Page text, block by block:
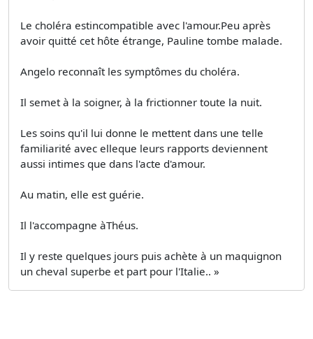
Le choléra estincompatible avec l'amour.Peu après
avoir quitté cet hôte étrange, Pauline tombe malade.
Angelo reconnaît les symptômes du choléra.
Il semet à la soigner, à la frictionner toute la nuit.
Les soins qu'il lui donne le mettent dans une telle
familiarité avec elleque leurs rapports deviennent
aussi intimes que dans l'acte d'amour.
Au matin, elle est guérie.
Il l'accompagne àThéus.
Il y reste quelques jours puis achète à un maquignon
un cheval superbe et part pour l'Italie.. »